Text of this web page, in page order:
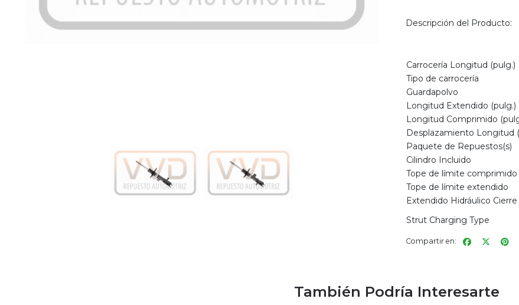
Descripción del Producto:
Carrocería Longitud (pulg.)
Tipo de carrocería
Guardapolvo
Longitud Extendido (pulg.)
Longitud Comprimido
Desplazamiento Longitud
Paquete de Repuestos(s)
Cilindro Incluido
Tope de límite comprimido
Tope de límite extendido
Extendido Hidráulico Cierre
Strut Charging Type
Compartir en:
También Podría Interesarte